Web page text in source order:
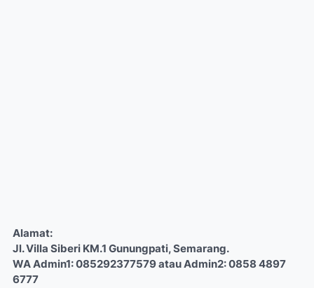
Alamat:
Jl. Villa Siberi KM.1 Gunungpati, Semarang.
WA Admin1: 085292377579 atau Admin2: 0858 4897
6777